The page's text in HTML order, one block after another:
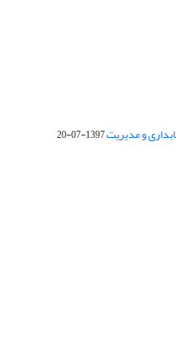
و مدیریت1397-07-20